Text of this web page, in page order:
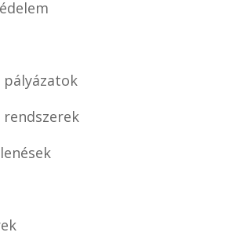
pályázatok
rendszerek